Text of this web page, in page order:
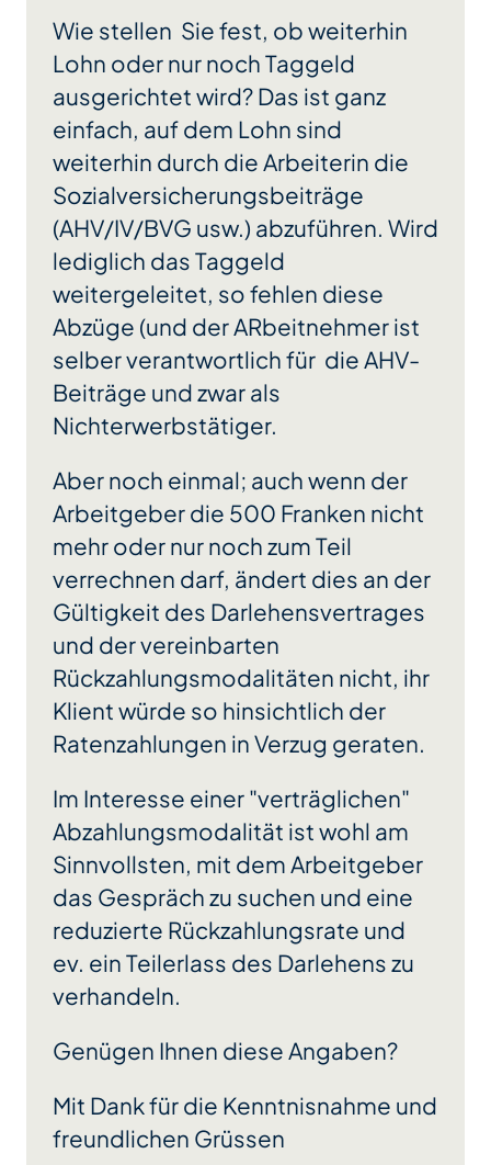
Wie stellen Sie fest, ob weiterhin
Lohn oder nur noch Taggeld
ausgerichtet wird? Das ist ganz
einfach, auf dem Lohn sind
weiterhin durch die Arbeiterin die
Sozialversicherungsbeiträge
(AHV/IV/BVG usw.) abzuführen. Wird
lediglich das Taggeld
weitergeleitet, so fehlen diese
Abzüge (und der ARbeitnehmer ist
selber verantwortlich für die AHV-
Beiträge und zwar als
Nichterwerbstätiger.
Aber noch einmal; auch wenn der
Arbeitgeber die 500 Franken nicht
mehr oder nur noch zum Teil
verrechnen darf, ändert dies an der
Gültigkeit des Darlehensvertrages
und der vereinbarten
Rückzahlungsmodalitäten nicht, ihr
Klient würde so hinsichtlich der
Ratenzahlungen in Verzug geraten.
Im Interesse einer "verträglichen"
Abzahlungsmodalität ist wohl am
Sinnvollsten, mit dem Arbeitgeber
das Gespräch zu suchen und eine
reduzierte Rückzahlungsrate und
ev. ein Teilerlass des Darlehens zu
verhandeln.
Genügen Ihnen diese Angaben?
Mit Dank für die Kenntnisnahme und
freundlichen Grüssen